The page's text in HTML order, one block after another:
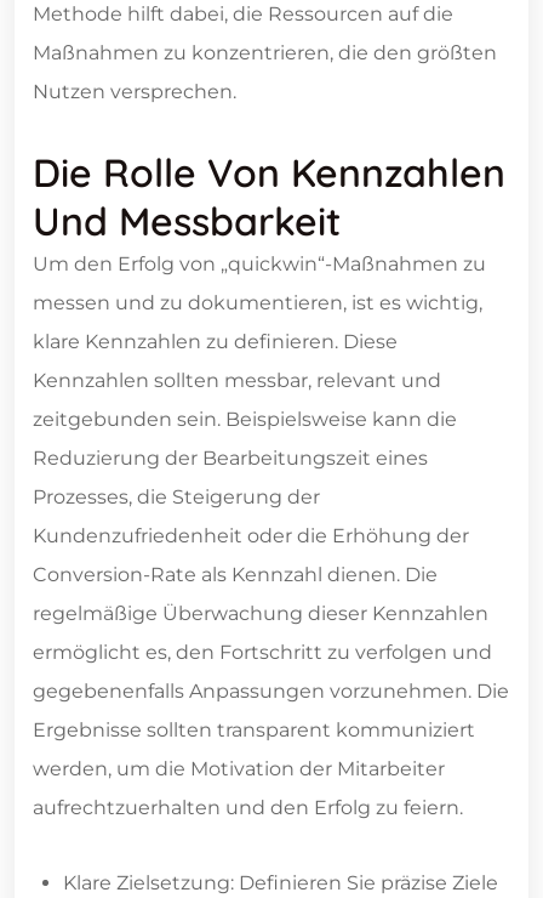
Methode hilft dabei, die Ressourcen auf die
Maßnahmen zu konzentrieren, die den größten
Nutzen versprechen.
Die Rolle Von Kennzahlen
Und Messbarkeit
Um den Erfolg von „quickwin“-Maßnahmen zu
messen und zu dokumentieren, ist es wichtig,
klare Kennzahlen zu definieren. Diese
Kennzahlen sollten messbar, relevant und
zeitgebunden sein. Beispielsweise kann die
Reduzierung der Bearbeitungszeit eines
Prozesses, die Steigerung der
Kundenzufriedenheit oder die Erhöhung der
Conversion-Rate als Kennzahl dienen. Die
regelmäßige Überwachung dieser Kennzahlen
ermöglicht es, den Fortschritt zu verfolgen und
gegebenenfalls Anpassungen vorzunehmen. Die
Ergebnisse sollten transparent kommuniziert
werden, um die Motivation der Mitarbeiter
aufrechtzuerhalten und den Erfolg zu feiern.
Klare Zielsetzung: Definieren Sie präzise Ziele